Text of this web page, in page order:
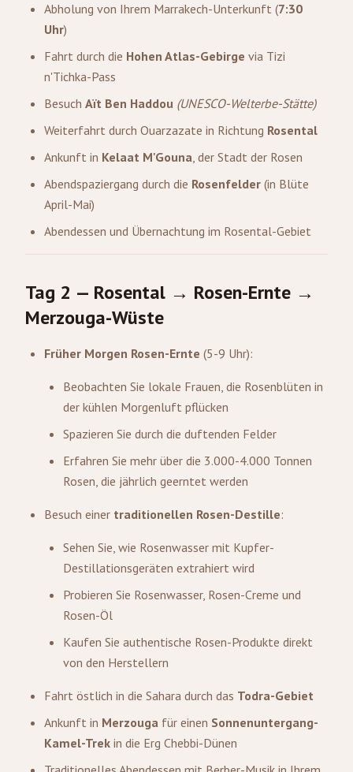
Abholung von Ihrem Marrakech-Unterkunft (7:30
Uhr)
Fahrt durch die Hohen Atlas-Gebirge via Tizi
n'Tichka-Pass
Besuch Aït Ben Haddou (UNESCO-Welterbe-Stätte)
Weiterfahrt durch Ouarzazate in Richtung Rosental
Ankunft in Kelaat M'Gouna, der Stadt der Rosen
Abendspaziergang durch die Rosenfelder (in Blüte
April-Mai)
Abendessen und Übernachtung im Rosental-Gebiet
Tag 2 — Rosental → Rosen-Ernte →
Merzouga-Wüste
Früher Morgen Rosen-Ernte (5-9 Uhr):
Beobachten Sie lokale Frauen, die Rosenblüten in
der kühlen Morgenluft pflücken
Spazieren Sie durch die duftenden Felder
Erfahren Sie mehr über die 3.000-4.000 Tonnen
Rosen, die jährlich geerntet werden
Besuch einer traditionellen Rosen-Destille:
Sehen Sie, wie Rosenwasser mit Kupfer-
Destillationsgeräten extrahiert wird
Probieren Sie Rosenwasser, Rosen-Creme und
Rosen-Öl
Kaufen Sie authentische Rosen-Produkte direkt
von den Herstellern
Fahrt östlich in die Sahara durch das Todra-Gebiet
Ankunft in Merzouga für einen Sonnenuntergang-
Kamel-Trek in die Erg Chebbi-Dünen